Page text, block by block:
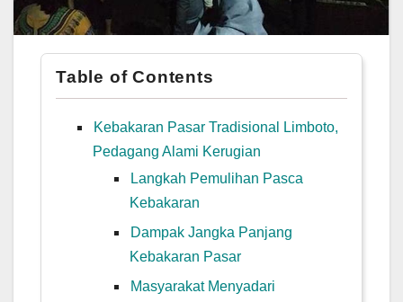
Table of Contents
Kebakaran Pasar Tradisional Limboto,
Pedagang Alami Kerugian
Langkah Pemulihan Pasca
Kebakaran
Dampak Jangka Panjang
Kebakaran Pasar
Masyarakat Menyadari